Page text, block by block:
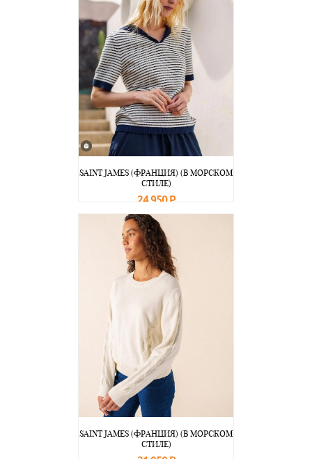
SAINT JAMES (ФРАНЦИЯ) (В МОРСКОМ
СТИЛЕ)
24 950 Р
В корзину
SAINT JAMES (ФРАНЦИЯ) (В МОРСКОМ
СТИЛЕ)